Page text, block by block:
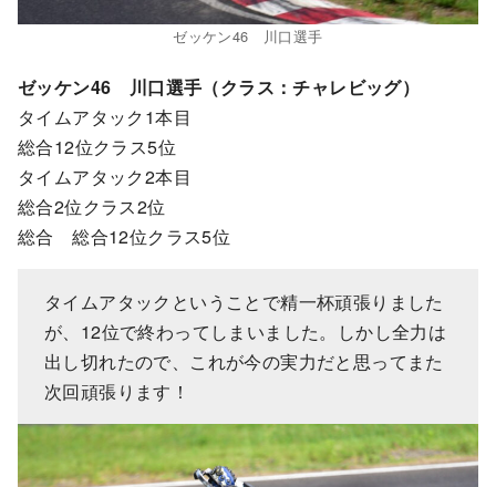
ゼッケン46 川口選手
ゼッケン46 川口選手（クラス：チャレビッグ）
タイムアタック1本目
総合12位クラス5位
タイムアタック2本目
総合2位クラス2位
総合 総合12位クラス5位
タイムアタックということで精一杯頑張りました
が、12位で終わってしまいました。しかし全力は
出し切れたので、これが今の実力だと思ってまた
次回頑張ります！